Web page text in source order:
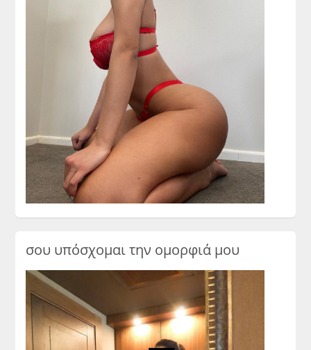
σου υπόσχομαι την ομορφιά μου